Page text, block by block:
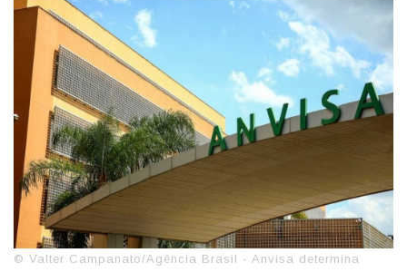
© Valter Campanato/Agência Brasil - Anvisa determina